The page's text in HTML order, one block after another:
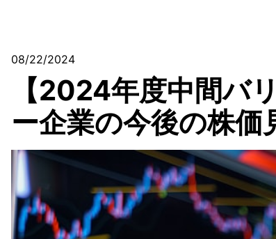
08/22/2024
【2024年度中間バ
ー企業の今後の株価